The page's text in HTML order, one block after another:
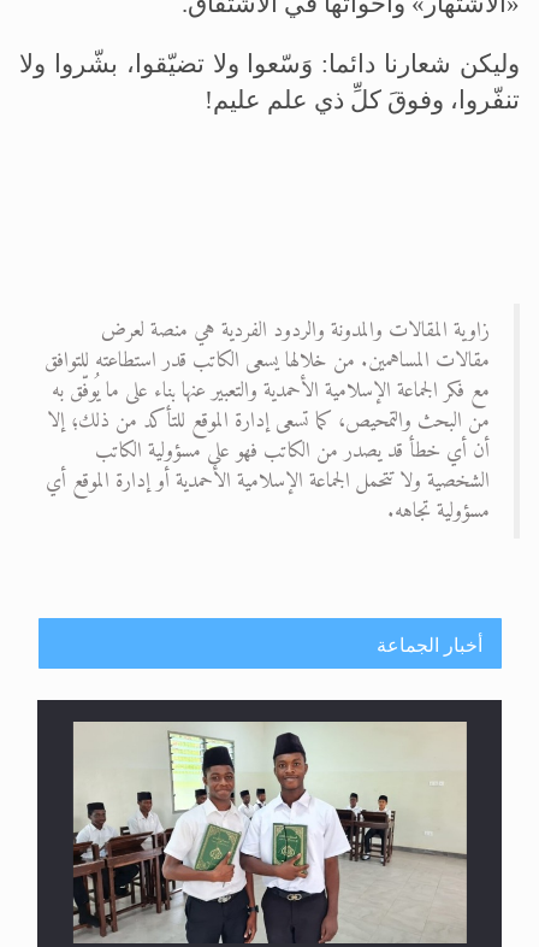
وليكن شعارنا دائما: وَسّعوا ولا تضيّقوا، بشّروا ولا
تنفّروا، وفوقَ كلِّ ذي علم عليم!
زاوية المقالات والمدونة والردود الفردية هي منصة لعرض
مقالات المساهمين. من خلالها يسعى الكاتب قدر استطاعته للتوافق
مع فكر الجماعة الإسلامية الأحمدية والتعبير عنها بناء على ما يُوفّق به
من البحث والتمحيص، كما تسعى إدارة الموقع للتأكد من ذلك؛ إلا
أن أي خطأ قد يصدر من الكاتب فهو على مسؤولية الكاتب
الشخصية ولا تتحمل الجماعة الإسلامية الأحمدية أو إدارة الموقع أي
مسؤولية تجاهه.
أخبار الجماعة
إتمام حفظ القرآن الكريم لثلاثة طلاب من مدرسة الحفظ